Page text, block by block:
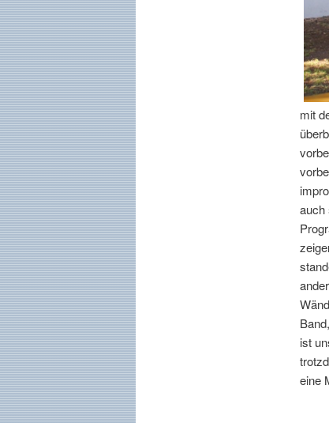
mit
auch
ist
eine